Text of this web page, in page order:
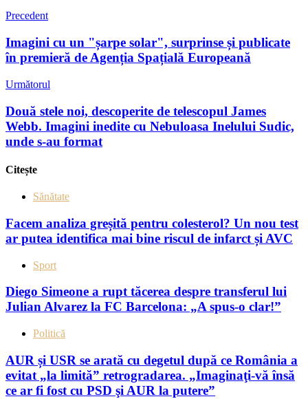
Precedent
Imagini cu un "șarpe solar", surprinse și publicate
în premieră de Agenția Spațială Europeană
Următorul
Două stele noi, descoperite de telescopul James
Webb. Imagini inedite cu Nebuloasa Inelului Sudic,
unde s-au format
Citește
Sănătate
Facem analiza greșită pentru colesterol? Un nou test
ar putea identifica mai bine riscul de infarct și AVC
Sport
Diego Simeone a rupt tăcerea despre transferul lui
Julian Alvarez la FC Barcelona: „A spus-o clar!”
Politică
AUR și USR se arată cu degetul după ce România a
evitat „la limită” retrogradarea. „Imaginaţi-vă însă
ce ar fi fost cu PSD şi AUR la putere”